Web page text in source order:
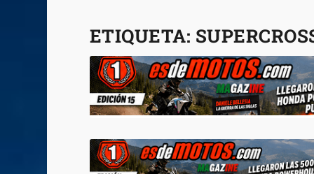
ETIQUETA: